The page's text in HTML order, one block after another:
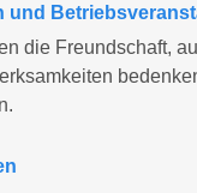
und
die Freundschaft,